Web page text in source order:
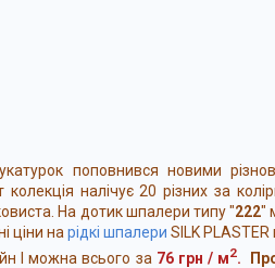
поповнився новими
налічує 20 різних за
На дотик шпалери типу "222"
ціни на рідкі шпалери SILK
І можна всього за 76 грн / м2.